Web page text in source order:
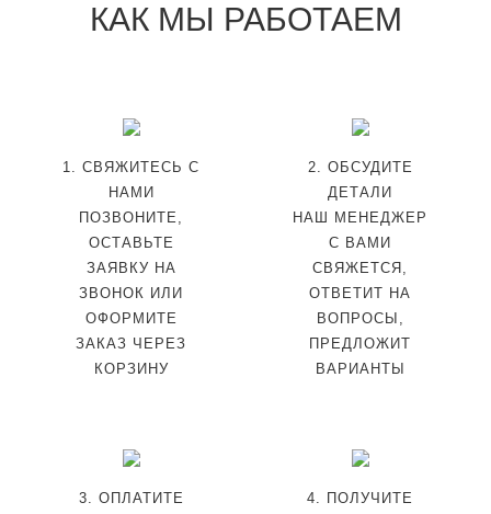
КАК МЫ РАБОТАЕМ
1. СВЯЖИТЕСЬ С
НАМИ
ПОЗВОНИТЕ,
ОСТАВЬТЕ
ЗАЯВКУ НА
ЗВОНОК ИЛИ
ОФОРМИТЕ
ЗАКАЗ ЧЕРЕЗ
КОРЗИНУ
2. ОБСУДИТЕ
ДЕТАЛИ
НАШ МЕНЕДЖЕР
С ВАМИ
СВЯЖЕТСЯ,
ОТВЕТИТ НА
ВОПРОСЫ,
ПРЕДЛОЖИТ
ВАРИАНТЫ
3. ОПЛАТИТЕ
4. ПОЛУЧИТЕ